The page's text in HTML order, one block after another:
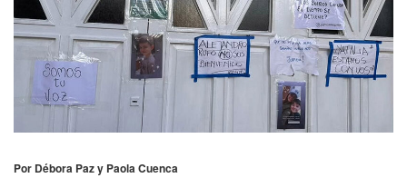
Por Débora Paz y Paola Cuenca